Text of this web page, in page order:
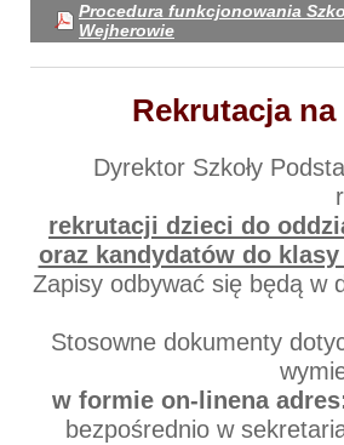
Procedura funkcjonowania
Wejherowie
Rekrutacja na
Dyrektor Szkoły
rekrutacji dzieci do
oraz kandydatów do
Zapisy odbywać się będą w
Stosowne dokumenty
w formie on-linena
bezpośrednio w